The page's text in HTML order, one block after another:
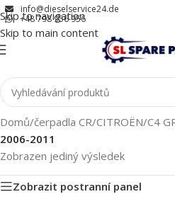
Skip to navigation
Skip to main content
info@dieselservice24.de
+48 798 956 956
Domů/čerpadla CR/CITROËN/C4
2006-2011
Zobrazen jediný výsledek
Zobrazit postranní panel